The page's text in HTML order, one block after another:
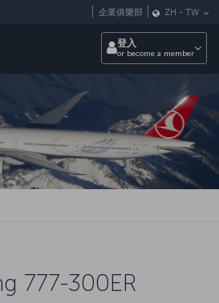
企業俱樂部 ZH - TW
登入
or become a member
777-300ER